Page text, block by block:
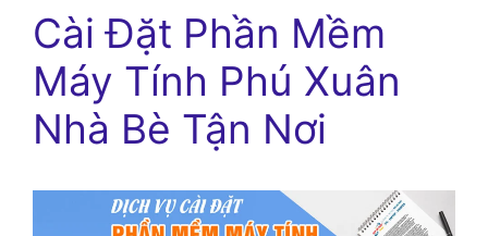
Cài Đặt Phần Mềm
Máy Tính Phú Xuân
Nhà Bè Tận Nơi